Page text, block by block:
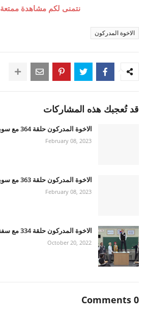
نتمنى لكم مشاهدة ممتعة
الاخوة المدركون
قد تُعجبك هذه المشاركات
الاخوة المدركون حلقة 364 مع سوبر جونيور مترجمة للعربية
February 08, 2023
الاخوة المدركون حلقة 363 مع سوبر جونيور مترجمة للعربية
February 08, 2023
الاخوة المدركون حلقة 334 مع سفنتين مترجمة للعربية
October 20, 2022
0 Comments